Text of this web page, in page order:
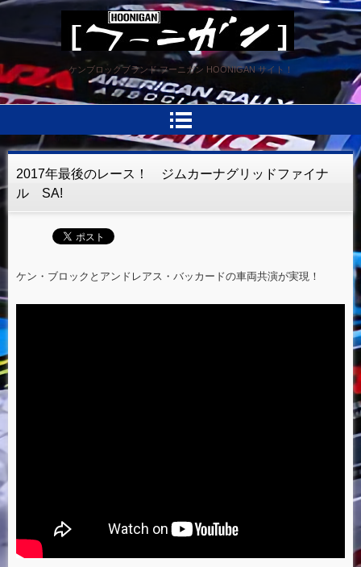
HOONIGAN フーニガン
ケンブロックブランド フーニガン HOONIGAN サイト！
2017年最後のレース！ ジムカーナグリッドファイナ
ル SA!
ケン・ブロックとアンドレアス・バッカードの車両共演が実現！